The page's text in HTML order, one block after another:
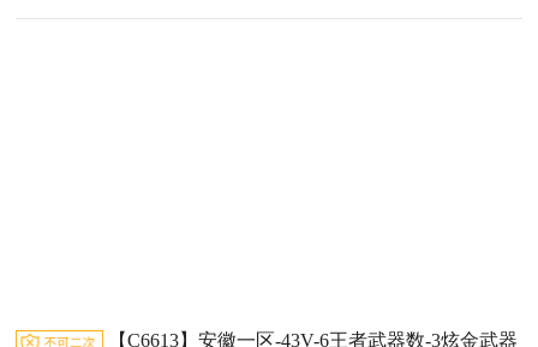
皮肤，幻神-巅峰荣耀，幻神-降龙，M200-幻神-荣耀世冠白